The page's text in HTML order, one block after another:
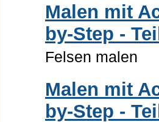
Malen mit
by-Step -
Felsen malen
Malen mit
by-Step -